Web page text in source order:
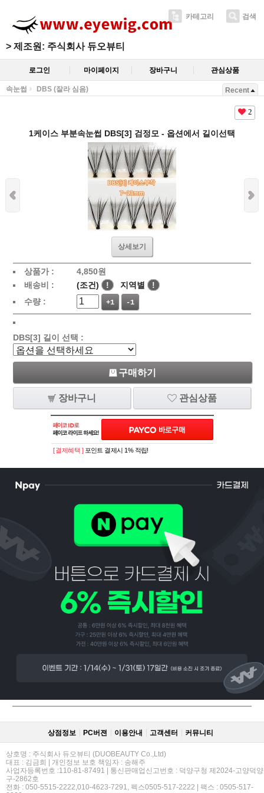
> 제조원: 주식회사 듀오뷰티
카테고리 검색
로그인 마이페이지 장바구니 관심상품
속눈썹 DBS (잘라 심음) Recent
2
1케이스 부분속눈썹 DBS[3] 검정모 - 옵션에서 길이선택
상세보기
상품가 : 4,850원
배송비 :
(조건) ! 지역별
!
수량 :
+1 -1
DBS[3] 길이 선택 :
구매하기
장바구니 관심상품
PAYCO 바로
[ 결제혜택 ] 포인트 결제시 1% 적립!
상점정보 PC버젼 이용안내 고객센터 커뮤니티
상호명 : 주식회사 듀오뷰티 (DUOBEAUTY Co.,Ltd)
대표 : 김금희 | 개인정보 보호 책임자 : 송해주
사업자등록번호 :110-81-87491 | 통신판매업신고번호 : 덕양구청 제2024-고양덕양
구-2862호
전화 : 050-5515-2222,010-4623-7291, 펙스0505-517-2222 | 팩스 : 0505-517-